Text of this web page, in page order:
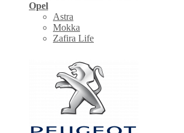
Opel
Astra
Mokka
Zafira Life